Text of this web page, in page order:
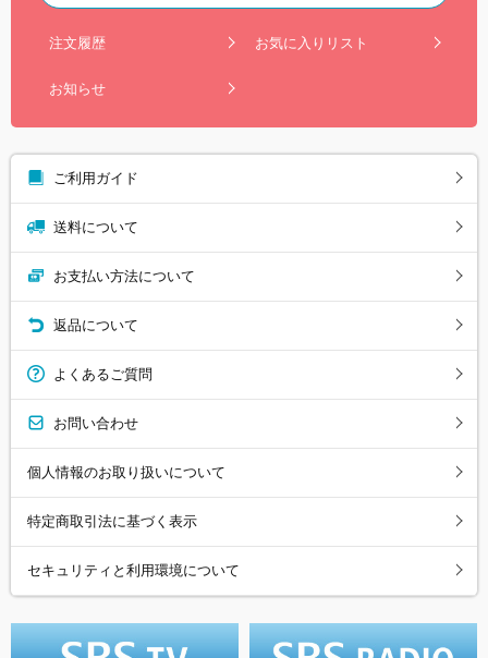
注文履歴 お気に入りリスト
お知らせ
ご利用ガイド
送料について
お支払い方法について
返品について
よくあるご質問
お問い合わせ
個人情報のお取り扱いについて
特定商取引法に基づく表示
セキュリティと利用環境について